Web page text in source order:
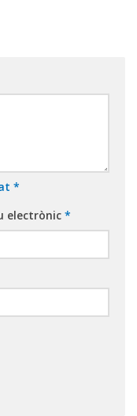
*
electrònic *